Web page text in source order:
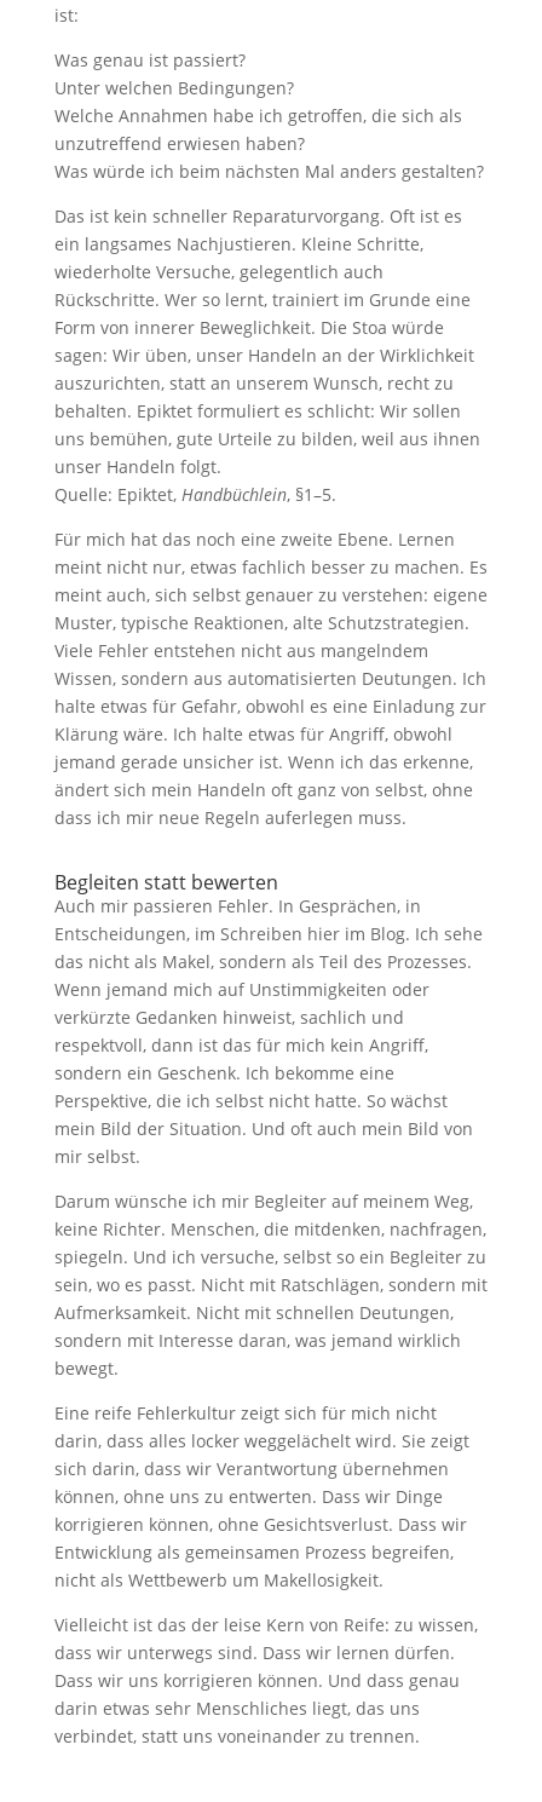
ist:
Was genau ist passiert?
Unter welchen Bedingungen?
Welche Annahmen habe ich getroffen, die sich als
unzutreffend erwiesen haben?
Was würde ich beim nächsten Mal anders gestalten?
Das ist kein schneller Reparaturvorgang. Oft ist es
ein langsames Nachjustieren. Kleine Schritte,
wiederholte Versuche, gelegentlich auch
Rückschritte. Wer so lernt, trainiert im Grunde eine
Form von innerer Beweglichkeit. Die Stoa würde
sagen: Wir üben, unser Handeln an der Wirklichkeit
auszurichten, statt an unserem Wunsch, recht zu
behalten. Epiktet formuliert es schlicht: Wir sollen
uns bemühen, gute Urteile zu bilden, weil aus ihnen
unser Handeln folgt.
Quelle: Epiktet, Handbüchlein, §1–5.
Für mich hat das noch eine zweite Ebene. Lernen
meint nicht nur, etwas fachlich besser zu machen. Es
meint auch, sich selbst genauer zu verstehen: eigene
Muster, typische Reaktionen, alte Schutzstrategien.
Viele Fehler entstehen nicht aus mangelndem
Wissen, sondern aus automatisierten Deutungen. Ich
halte etwas für Gefahr, obwohl es eine Einladung zur
Klärung wäre. Ich halte etwas für Angriff, obwohl
jemand gerade unsicher ist. Wenn ich das erkenne,
ändert sich mein Handeln oft ganz von selbst, ohne
dass ich mir neue Regeln auferlegen muss.
Begleiten statt bewerten
Auch mir passieren Fehler. In Gesprächen, in
Entscheidungen, im Schreiben hier im Blog. Ich sehe
das nicht als Makel, sondern als Teil des Prozesses.
Wenn jemand mich auf Unstimmigkeiten oder
verkürzte Gedanken hinweist, sachlich und
respektvoll, dann ist das für mich kein Angriff,
sondern ein Geschenk. Ich bekomme eine
Perspektive, die ich selbst nicht hatte. So wächst
mein Bild der Situation. Und oft auch mein Bild von
mir selbst.
Darum wünsche ich mir Begleiter auf meinem Weg,
keine Richter. Menschen, die mitdenken, nachfragen,
spiegeln. Und ich versuche, selbst so ein Begleiter zu
sein, wo es passt. Nicht mit Ratschlägen, sondern mit
Aufmerksamkeit. Nicht mit schnellen Deutungen,
sondern mit Interesse daran, was jemand wirklich
bewegt.
Eine reife Fehlerkultur zeigt sich für mich nicht
darin, dass alles locker weggelächelt wird. Sie zeigt
sich darin, dass wir Verantwortung übernehmen
können, ohne uns zu entwerten. Dass wir Dinge
korrigieren können, ohne Gesichtsverlust. Dass wir
Entwicklung als gemeinsamen Prozess begreifen,
nicht als Wettbewerb um Makellosigkeit.
Vielleicht ist das der leise Kern von Reife: zu wissen,
dass wir unterwegs sind. Dass wir lernen dürfen.
Dass wir uns korrigieren können. Und dass genau
darin etwas sehr Menschliches liegt, das uns
verbindet, statt uns voneinander zu trennen.